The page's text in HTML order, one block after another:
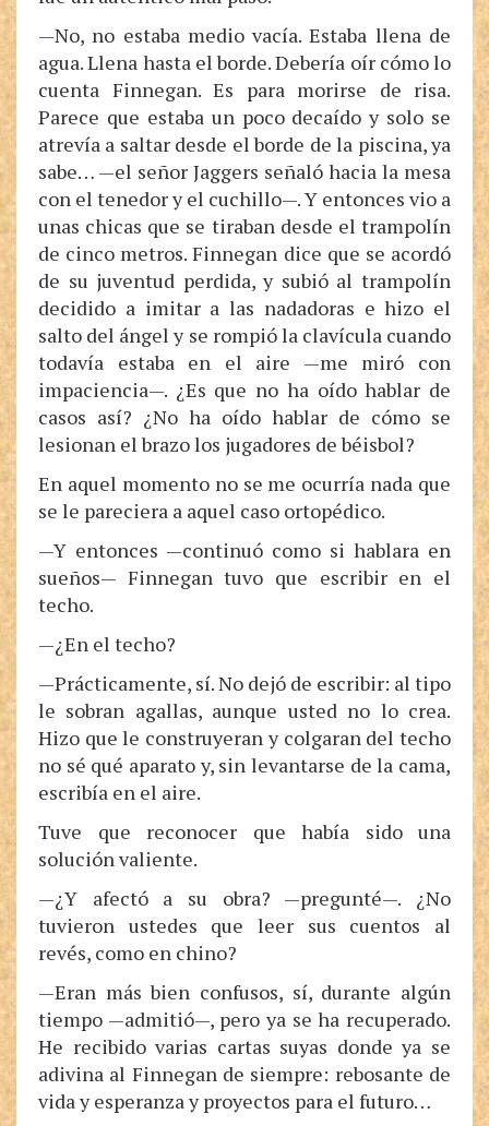
—No, no estaba medio vacía. Estaba llena de
agua. Llena hasta el borde. Debería oír cómo lo
cuenta Finnegan. Es para morirse de risa.
Parece que estaba un poco decaído y solo se
atrevía a saltar desde el borde de la piscina, ya
sabe… —el señor Jaggers señaló hacia la mesa
con el tenedor y el cuchillo—. Y entonces vio a
unas chicas que se tiraban desde el trampolín
de cinco metros. Finnegan dice que se acordó
de su juventud perdida, y subió al trampolín
decidido a imitar a las nadadoras e hizo el
salto del ángel y se rompió la clavícula cuando
todavía estaba en el aire —me miró con
impaciencia—. ¿Es que no ha oído hablar de
casos así? ¿No ha oído hablar de cómo se
lesionan el brazo los jugadores de béisbol?
En aquel momento no se me ocurría nada que
se le pareciera a aquel caso ortopédico.
—Y entonces —continuó como si hablara en
sueños— Finnegan tuvo que escribir en el
techo.
—¿En el techo?
—Prácticamente, sí. No dejó de escribir: al tipo
le sobran agallas, aunque usted no lo crea.
Hizo que le construyeran y colgaran del techo
no sé qué aparato y, sin levantarse de la cama,
escribía en el aire.
Tuve que reconocer que había sido una
solución valiente.
—¿Y afectó a su obra? —pregunté—. ¿No
tuvieron ustedes que leer sus cuentos al
revés, como en chino?
—Eran más bien confusos, sí, durante algún
tiempo —admitió—, pero ya se ha recuperado.
He recibido varias cartas suyas donde ya se
adivina al Finnegan de siempre: rebosante de
vida y esperanza y proyectos para el futuro…